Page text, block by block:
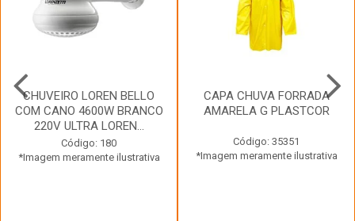
CHUVEIRO LOREN BELLO
COM CANO 4600W BRANCO
220V ULTRA LOREN...
Código: 180
*Imagem meramente ilustrativa
CAPA CHUVA FORRADA
AMARELA G PLASTCOR
Código: 35351
*Imagem meramente ilustrativa